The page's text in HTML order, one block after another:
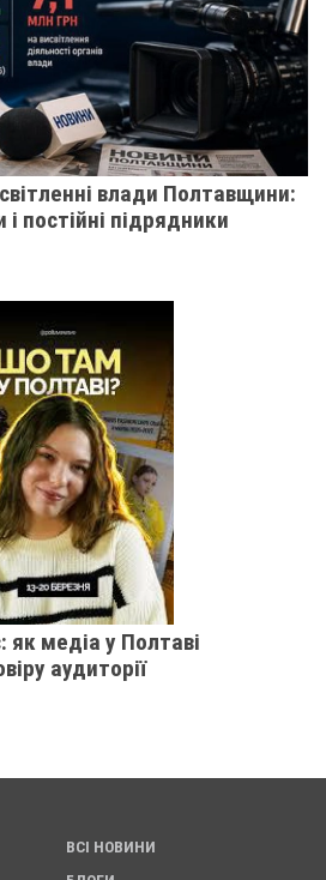
влади Полтавщини:
постійні підрядники
як медіа у Полтаві
аудиторії
ВСІ НОВИНИ